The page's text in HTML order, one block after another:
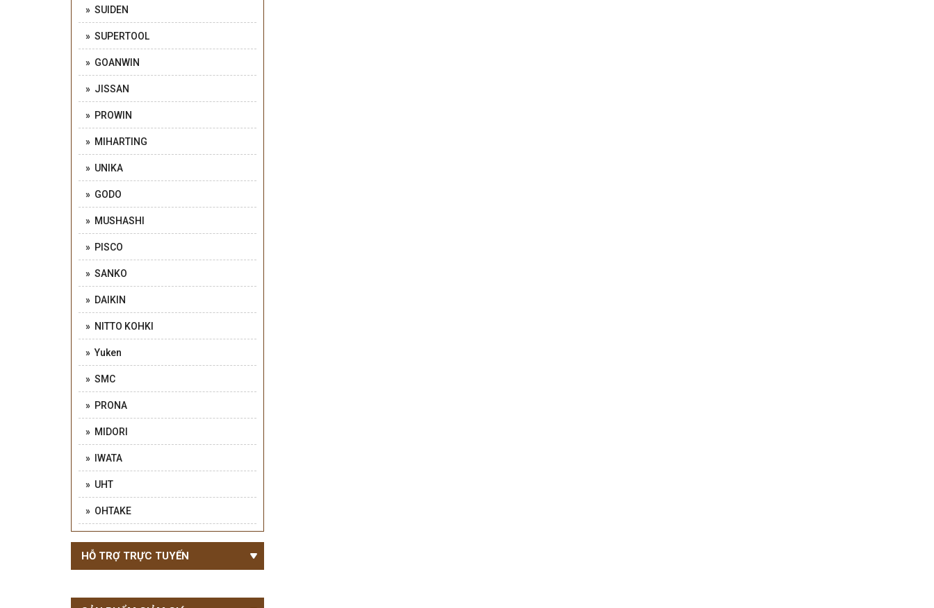
» SUIDEN
» SUPERTOOL
» GOANWIN
» JISSAN
» PROWIN
» MIHARTING
» UNIKA
» GODO
» MUSHASHI
» PISCO
» SANKO
» DAIKIN
» NITTO KOHKI
» Yuken
» SMC
» PRONA
» MIDORI
» IWATA
» UHT
» OHTAKE
HỖ TRỢ TRỰC TUYẾN